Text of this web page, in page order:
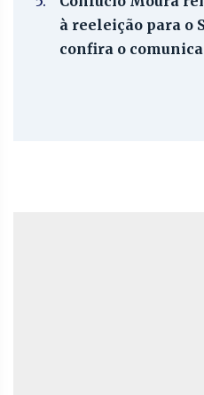
à reeleição para o
confira o